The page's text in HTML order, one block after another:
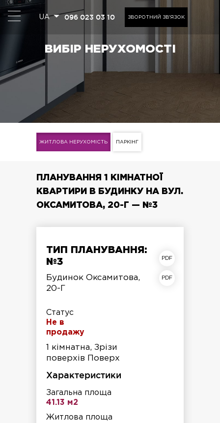
UA 096 023 03 10 ЗВОРОТНИЙ ЗВ'ЯЗОК
ВИБІР НЕРУХОМОСТІ
ЖИТЛОВА НЕРУХОМІСТЬ ПАРКІНГ
ПЛАНУВАННЯ 1 КІМНАТНОЇ
КВАРТИРИ В БУДИНКУ НА ВУЛ.
ОКСАМИТОВА, 20-Г — №3
ТИП ПЛАНУВАННЯ:
№3
Будинок Оксамитова,
20-Г
Статус
Не в
продажу
1 кімнатна, Зрізи
поверхів Поверх
Характеристики
Загальна площа
41.13 м2
Житлова площа
план квартири
план поверху